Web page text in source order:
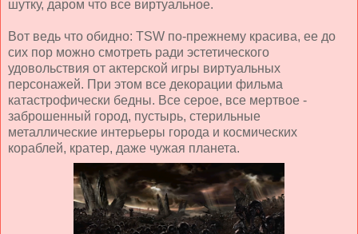
шутку, даром что все виртуальное.
Вот ведь что обидно: TSW по-прежнему красива, ее до
сих пор можно смотреть ради эстетического
удовольствия от актерской игры виртуальных
персонажей. При этом все декорации фильма
катастрофически бедны. Все серое, все мертвое -
заброшенный город, пустырь, стерильные
металлические интерьеры города и космических
кораблей, кратер, даже чужая планета.